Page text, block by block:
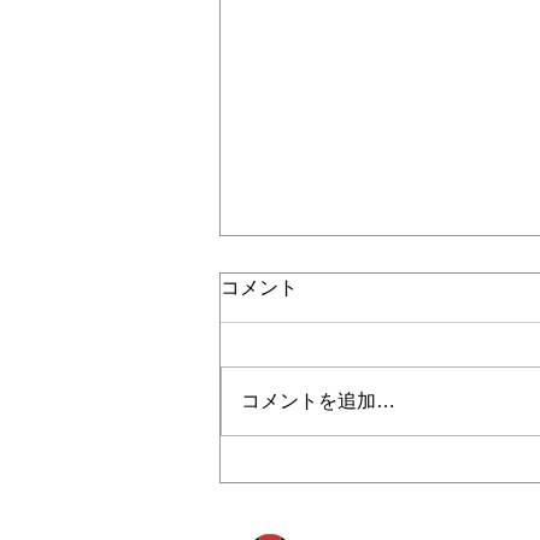
のお知らせ🔨
コメント
コメントを追加…